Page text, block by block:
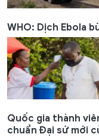
WHO: Dịch Ebola
Quốc gia thành
chuẩn Đại sứ mới